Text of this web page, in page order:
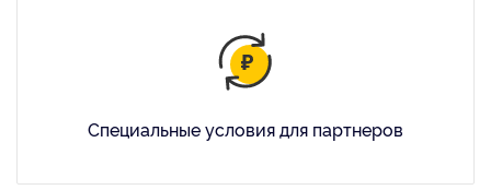
Специальные условия для партнеров